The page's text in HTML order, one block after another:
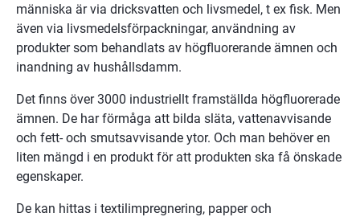
människa är via dricksvatten och livsmedel, t ex fisk. Men
även via livsmedelsförpackningar, användning av
produkter som behandlats av högfluorerande ämnen och
inandning av hushållsdamm.
Det finns över 3000 industriellt framställda högfluorerade
ämnen. De har förmåga att bilda släta, vattenavvisande
och fett- och smutsavvisande ytor. Och man behöver en
liten mängd i en produkt för att produkten ska få önskade
egenskaper.
De kan hittas i textilimpregnering, papper och